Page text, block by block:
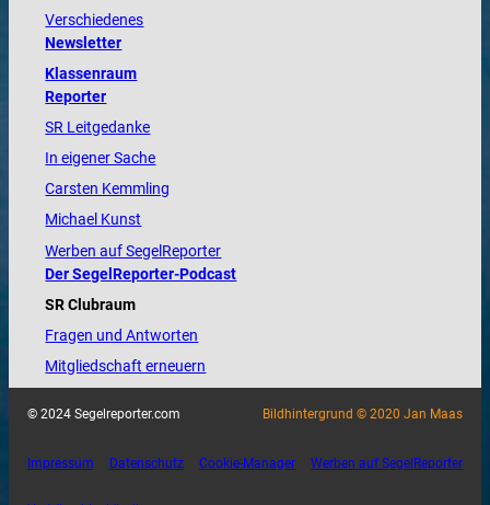
Verschiedenes
Newsletter
Klassenraum
Reporter
SR Leitgedanke
In eigener Sache
Carsten Kemmling
Michael Kunst
Werben auf SegelReporter
Der SegelReporter-Podcast
SR Clubraum
Fragen und Antworten
Mitgliedschaft erneuern
© 2024 Segelreporter.com Bildhintergrund © 2020 Jan Maas
Impressum Datenschutz Cookie-Manager Werben auf SegelReporter